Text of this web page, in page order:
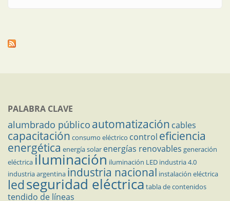
PALABRA CLAVE
alumbrado público automatización cables
capacitación consumo eléctrico control eficiencia
energética energía solar energías renovables generación
eléctricailuminación iluminación LED industria 4.0
industria argentina industria nacional instalación eléctrica
ledseguridad eléctrica tabla de contenidos
tendido de líneas